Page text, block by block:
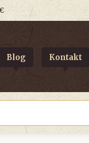
Blog Kontakt